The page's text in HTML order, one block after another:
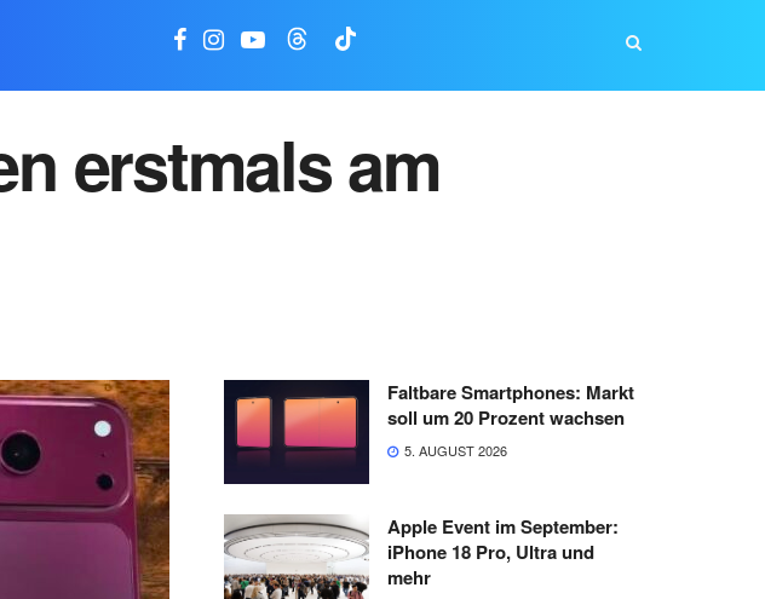
erstmals am
Faltbare Smartphones: Markt
soll um 20 Prozent wachsen
5. AUGUST 2026
Apple Event im September:
iPhone 18 Pro, Ultra und
mehr